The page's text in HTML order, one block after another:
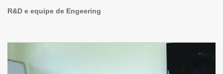
R&D e equipe de Engeering